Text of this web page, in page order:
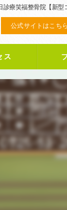
診療笑福整骨院【新
公式サイトはこちら
ス